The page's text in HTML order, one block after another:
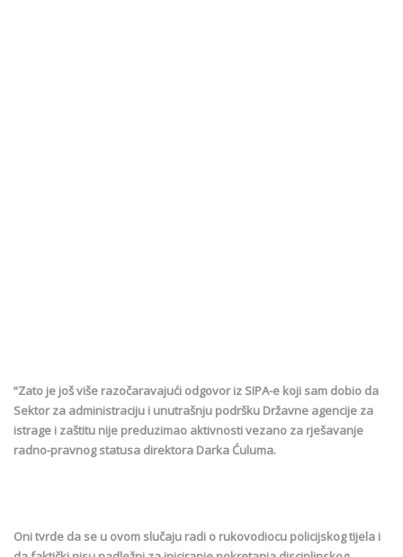
“Zato je još više razočaravajući odgovor iz SIPA-e koji sam dobio da
Sektor za administraciju i unutrašnju podršku Državne agencije za
istrage i zaštitu nije preduzimao aktivnosti vezano za rješavanje
radno-pravnog statusa direktora Darka Ćuluma.
Oni tvrde da se u ovom slučaju radi o rukovodiocu policijskog tijela i